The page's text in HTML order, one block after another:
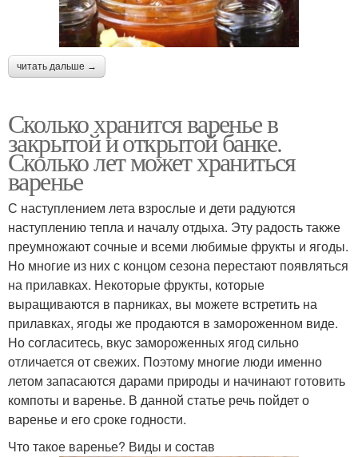
читать дальше →
Сколько хранится варенье в
закрытой и открытой банке.
Сколько лет может храниться
варенье
С наступлением лета взрослые и дети радуются
наступлению тепла и началу отдыха. Эту радость также
преумножают сочные и всеми любимые фрукты и ягоды.
Но многие из них с концом сезона перестают появляться
на прилавках. Некоторые фрукты, которые
выращиваются в парниках, вы можете встретить на
прилавках, ягоды же продаются в замороженном виде.
Но согласитесь, вкус замороженных ягод сильно
отличается от свежих. Поэтому многие люди именно
летом запасаются дарами природы и начинают готовить
компоты и варенье. В данной статье речь пойдет о
варенье и его сроке годности.
Что такое варенье? Виды и состав